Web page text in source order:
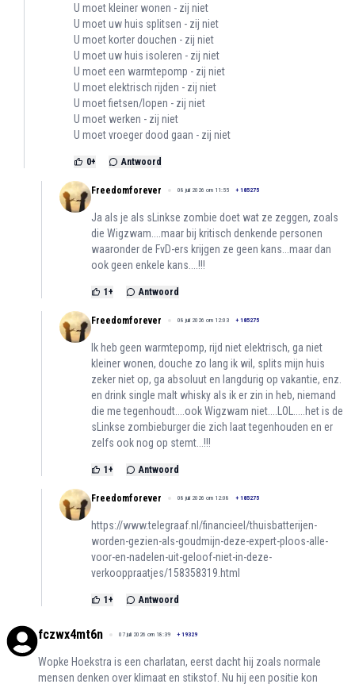
U moet kleiner wonen - zij niet
U moet uw huis splitsen - zij niet
U moet korter douchen - zij niet
U moet uw huis isoleren - zij niet
U moet een warmtepomp - zij niet
U moet elektrisch rijden - zij niet
U moet fietsen/lopen - zij niet
U moet werken - zij niet
U moet vroeger dood gaan - zij niet
0+ Antwoord
Freedomforever 08 juli 2026 om 11:55 + 185275
Ja als je als sLinkse zombie doet wat ze zeggen, zoals
die Wigzwam....maar bij kritisch denkende personen
waaronder de FvD-ers krijgen ze geen kans...maar dan
ook geen enkele kans....!!!
1 + Antwoord
Freedomforever 08 juli 2026 om 12:03 + 185275
Ik heb geen warmtepomp, rijd niet elektrisch, ga niet
kleiner wonen, douche zo lang ik wil, splits mijn huis
zeker niet op, ga absoluut en langdurig op vakantie, enz.
en drink single malt whisky als ik er zin in heb, niemand
die me tegenhoudt....ook Wigzwam niet....LOL.....het is de
sLinkse zombieburger die zich laat tegenhouden en er
zelfs ook nog op stemt...!!!
1 + Antwoord
Freedomforever 08 juli 2026 om 12:08 + 185275
https://www.telegraaf.nl/financieel/thuisbatterijen-
worden-gezien-als-goudmijn-deze-expert-ploos-alle-
voor-en-nadelen-uit-geloof-niet-in-deze-
verkooppraatjes/158358319.html
1 + Antwoord
fczwx4mt6n 07 juli 2026 om 18:39 + 19329
Wopke Hoekstra is een charlatan, eerst dacht hij zoals normale
mensen denken over klimaat en stikstof. Nu hij een positie kon